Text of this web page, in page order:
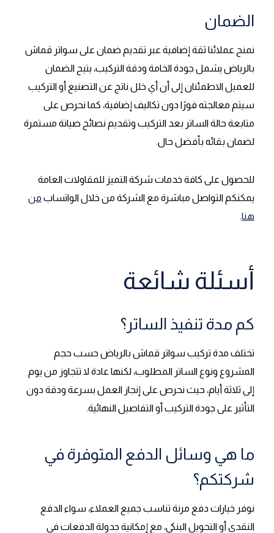
الضمان
نمنح عملائنا ثقة إضافية عبر تقديم ضمان على سواتر قماش
بالرياض يشمل جودة الخامة ودقة التركيب، يتيح الضمان
للعميل الاطمئنان إلى أن أي خلل ناتج عن التصنيع أو التركيب
سيتم معالجته فورًا دون تكاليف إضافية، كما نحرص على
متابعة حالة الساتر بعد التركيب وتقديم نصائح صيانة مستمرة
لضمان بقائه بأفضل حال.
للحصول على كافة خدمات شركة التميز للمقاولات العامة
يمكنكم التواصل مباشرة مع الشركة من خلال الواتساب من
هنا.
أسئلة شائعة
كم مدة تنفيذ الساتر؟
تختلف مدة تركيب سواتر قماش بالرياض حسب حجم
المشروع ونوع الساتر المطلوب، لكنها عادة لا تتجاوز من يوم
إلى ثلاثة أيام، حيث نحرص على إنجاز العمل بسرعة ودقة دون
التأثير على جودة التركيب أو التفاصيل النهائية.
ما هي وسائل الدفع المتوفرة في
شركتكم؟
نوفر خيارات دفع مرنة تناسب جميع العملاء، سواء الدفع
النقدي أو التحويل البنكي، مع إمكانية جدولة الدفعات في